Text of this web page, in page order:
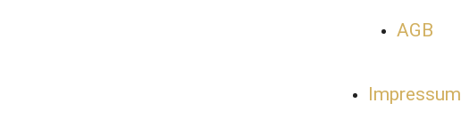
AGB
Impressum